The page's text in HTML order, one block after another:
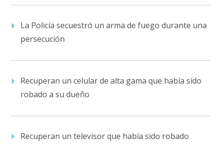
La Policía secuestró un arma de fuego durante una
persecución
Recuperan un celular de alta gama que había sido
robado a su dueño
Recuperan un televisor que había sido robado